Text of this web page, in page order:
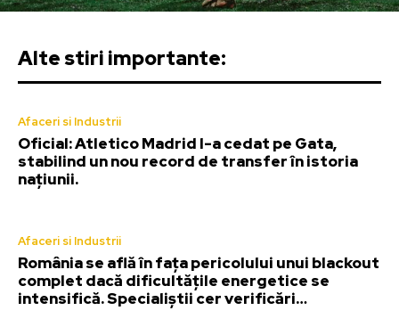
Alte stiri importante:
Afaceri si Industrii
Oficial: Atletico Madrid l-a cedat pe Gata,
stabilind un nou record de transfer în istoria
națiunii.
Afaceri si Industrii
România se află în fața pericolului unui blackout
complet dacă dificultățile energetice se
intensifică. Specialiștii cer verificări…